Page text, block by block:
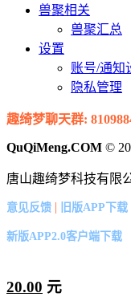
兽聚相关
兽聚汇总
设置
账号/通知
隐私管理
趣绮梦聊天群:
QuQiMeng.COM ©
唐山趣绮梦科技有限
意见反馈 | 旧版APP下载
新版APP2.0客户端下载
20.00 元